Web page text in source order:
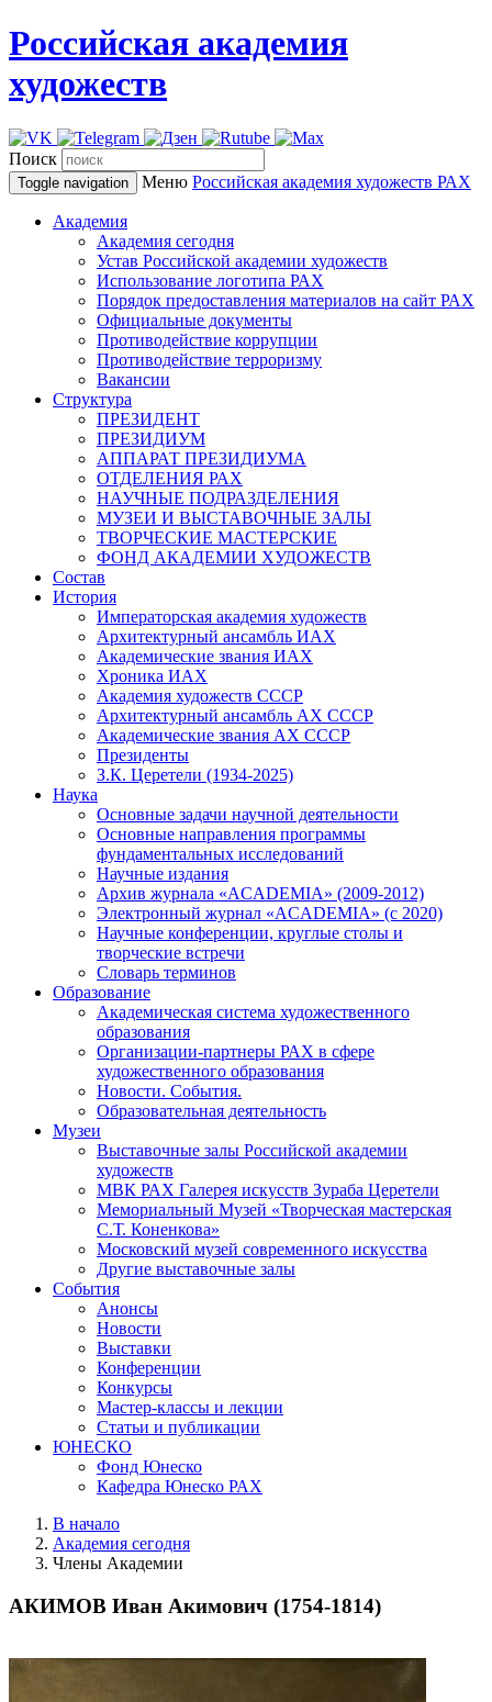
Российская академия
художеств
Поиск
Toggle navigation Меню Российская академия художеств РАХ
Академия
Академия сегодня
Устав Российской академии художеств
Использование логотипа РАХ
Порядок предоставления материалов на сайт РАХ
Официальные документы
Противодействие коррупции
Противодействие терроризму
Вакансии
Структура
ПРЕЗИДЕНТ
ПРЕЗИДИУМ
АППАРАТ ПРЕЗИДИУМА
ОТДЕЛЕНИЯ РАХ
НАУЧНЫЕ ПОДРАЗДЕЛЕНИЯ
МУЗЕИ И ВЫСТАВОЧНЫЕ ЗАЛЫ
ТВОРЧЕСКИЕ МАСТЕРСКИЕ
ФОНД АКАДЕМИИ ХУДОЖЕСТВ
Состав
История
Императорская академия художеств
Архитектурный ансамбль ИАХ
Академические звания ИАХ
Хроника ИАХ
Академия художеств СССР
Архитектурный ансамбль АХ СССР
Академические звания АХ СССР
Президенты
З.К. Церетели (1934-2025)
Наука
Основные задачи научной деятельности
Основные направления программы
фундаментальных исследований
Научные издания
Архив журнала «ACADEMIA» (2009-2012)
Электронный журнал «ACADEMIA» (с 2020)
Научные конференции, круглые столы и
творческие встречи
Словарь терминов
Образование
Академическая система художественного
образования
Организации-партнеры РАХ в сфере
художественного образования
Новости. События.
Образовательная деятельность
Музеи
Выставочные залы Российской академии
художеств
МВК РАХ Галерея искусств Зураба Церетели
Мемориальный Музей «Творческая мастерская
С.Т. Коненкова»
Московский музей современного искусства
Другие выставочные залы
События
Анонсы
Новости
Выставки
Конференции
Конкурсы
Мастер-классы и лекции
Статьи и публикации
ЮНЕСКО
Фонд Юнеско
Кафедра Юнеско РАХ
В начало
Академия сегодня
Члены Академии
АКИМОВ Иван Акимович (1754-1814)